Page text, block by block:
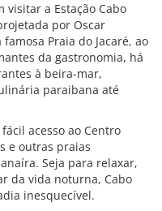
visitar a Estação Cabo
por Oscar
Praia do Jacaré, ao
da gastronomia, há
à beira-mar,
paraibana até
acesso ao Centro
e outras praias
Seja para relaxar,
da vida noturna, Cabo
inesquecível.